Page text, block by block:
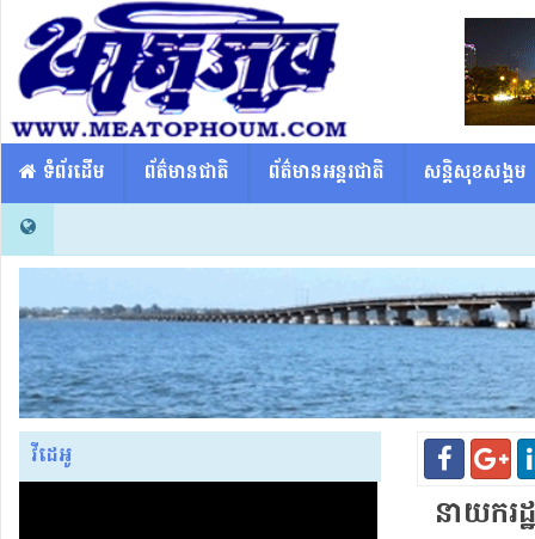
​​ ទំព័រដើម ព័ត៌មានជាតិ ព័ត៌មានអន្តរជាតិ សន្តិសុខសង្គម
វីដេអូ
នាយករ